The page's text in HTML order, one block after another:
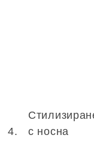
4.
с носна